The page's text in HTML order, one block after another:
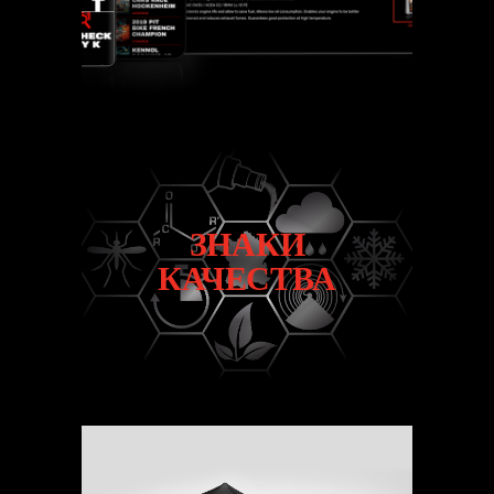
ЗНАКИ
КАЧЕСТВА
ЗНАКИ
КАЧЕСТВА
ЭКСПЕРТИЗА KENNOL ВКРАТЦЕ